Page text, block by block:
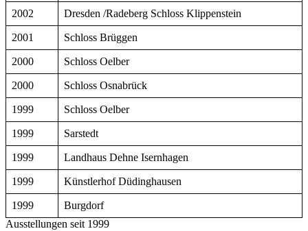
2002 Dresden /Radeberg Schloss Klippenstein
2001 Schloss Brüggen
2000 Schloss Oelber
2000 Schloss Osnabrück
1999 Schloss Oelber
1999 Sarstedt
1999 Landhaus Dehne Isernhagen
1999 Künstlerhof Düdinghausen
1999
Burgdorf
Ausstellungen seit 1999